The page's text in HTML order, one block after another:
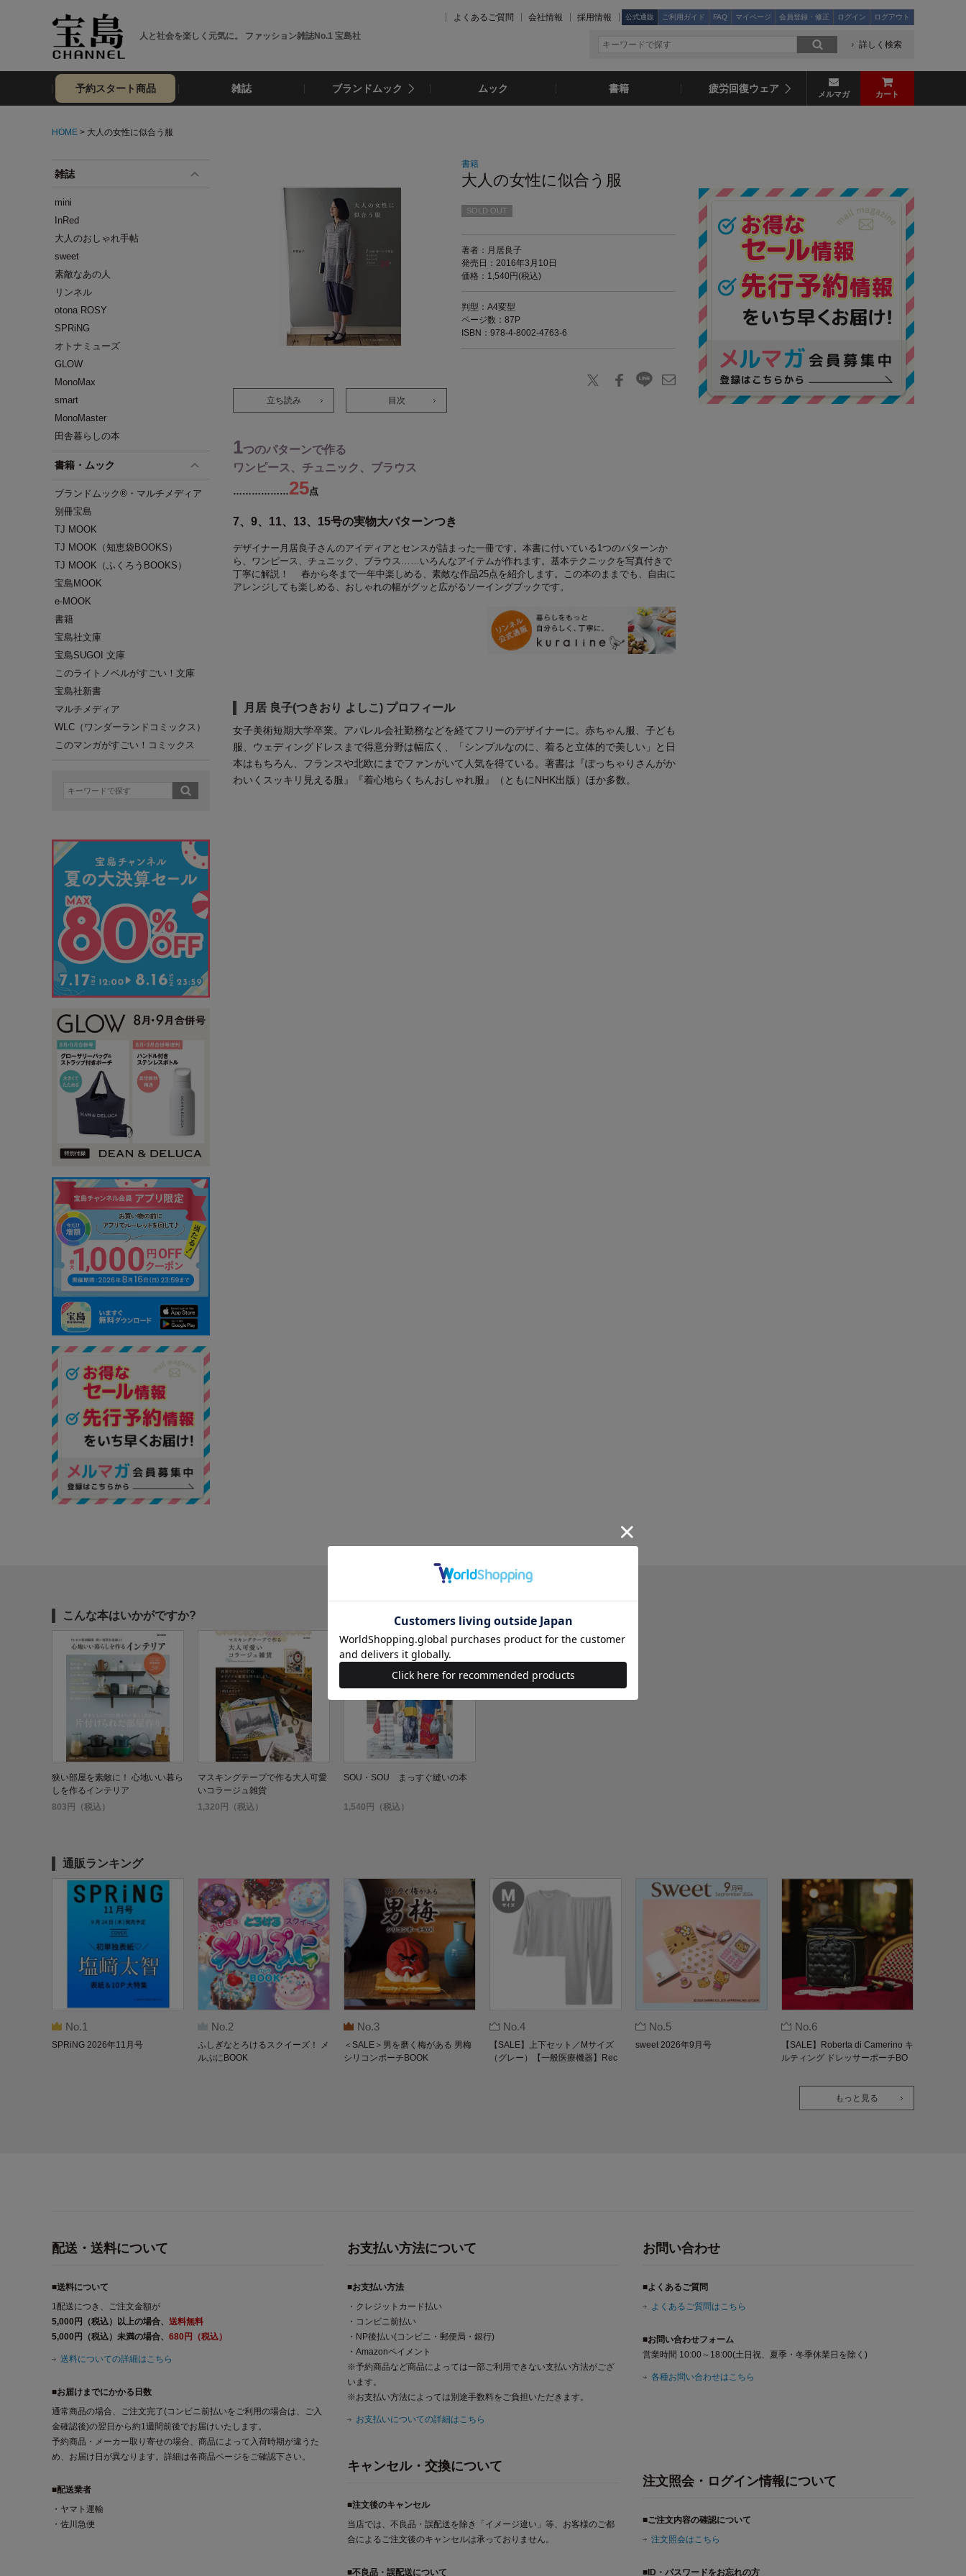
人と社会を楽しく元気に。 ファッション雑誌No.1 宝島社
よくあるご質問 会社情報 採用情報 公式通販 ご利用ガイド FAQ マイページ 会員登録・修正 ログイン ログアウト
詳しく検索
予約スタート商品 雑誌 ブランドムック ムック 書籍 疲労回復ウェア メルマガ カート
HOME > 大人の女性に似合う服
雑誌
mini
InRed
大人のおしゃれ手帖
sweet
素敵なあの人
リンネル
otona ROSY
SPRiNG
オトナミューズ
GLOW
MonoMax
smart
MonoMaster
田舎暮らしの本
書籍・ムック
ブランドムック®・マルチメディア
別冊宝島
TJ MOOK
TJ MOOK（知恵袋BOOKS）
TJ MOOK（ふくろうBOOKS）
宝島MOOK
e-MOOK
書籍
宝島社文庫
宝島SUGOI 文庫
このライトノベルがすごい！文庫
宝島社新書
マルチメディア
WLC（ワンダーランドコミックス）
このマンガがすごい！コミックス
立ち読み 目次
書籍
大人の女性に似合う服
SOLD OUT
著者：月居良子
発売日：2016年3月10日
価格：1,540円(税込)
判型：A4変型
ページ数：87P
ISBN：978-4-8002-4763-6
1つのパターンで作る
ワンピース、チュニック、ブラウス
………………25点
7、9、11、13、15号の実物大パターンつき
デザイナー月居良子さんのアイディアとセンスが詰まった一冊です。本書に付いている1つのパターンか
ら、ワンピース、チュニック、ブラウス……いろんなアイテムが作れます。基本テクニックを写真付きで
丁寧に解説！ 春から冬まで一年中楽しめる、素敵な作品25点を紹介します。この本のままでも、自由に
アレンジしても楽しめる、おしゃれの幅がグッと広がるソーイングブックです。
月居 良子(つきおり よしこ) プロフィール
女子美術短期大学卒業。アパレル会社勤務などを経てフリーのデザイナーに。赤ちゃん服、子ども
服、ウェディングドレスまで得意分野は幅広く、「シンプルなのに、着ると立体的で美しい」と日
本はもちろん、フランスや北欧にまでファンがいて人気を得ている。著書は『ぽっちゃりさんがか
わいくスッキリ見える服』『着心地らくちんおしゃれ服』（ともにNHK出版）ほか多数。
こんな本はいかがですか?
狭い部屋を素敵に！ 心地いい暮ら
しを作るインテリア
803円（税込）
マスキングテープで作る大人可愛
いコラージュ雑貨
1,320円（税込）
SOU・SOU まっすぐ縫いの本
1,540円（税込）
通販ランキング
No.1
SPRiNG 2026年11月号
No.2
ふしぎなとろけるスクイーズ！ メ
ルぷにBOOK
No.3
＜SALE＞男を磨く梅がある 男梅
シリコンポーチBOOK
No.4
【SALE】上下セット／Mサイズ
（グレー）【一般医療機器】Rec
No.5
sweet 2026年9月号
No.6
【SALE】Roberta di Camerino キ
ルティング ドレッサーポーチBO
もっと見る
配送・送料について
■送料について
1配送につき、ご注文金額が
5,000円（税込）以上の場合、 送料無料
5,000円（税込）未満の場合、 680円（税込）
送料についての詳細はこちら
■お届けまでにかかる日数
通常商品の場合、ご注文完了(コンビニ前払いをご利用の場合は、ご入
金確認後)の翌日から約1週間前後でお届けいたします。
予約商品・メーカー取り寄せの場合、商品によって入荷時期が違うた
め、お届け日が異なります。詳細は各商品ページをご確認下さい。
■配送業者
・ヤマト運輸
・佐川急便
お支払い方法について
■お支払い方法
・クレジットカード払い
・コンビニ前払い
・NP後払い(コンビニ・郵便局・銀行)
・Amazonペイメント
※予約商品など商品によっては一部ご利用できない支払い方法がござ
います。
※お支払い方法によっては別途手数料をご負担いただきます。
お支払いについての詳細はこちら
キャンセル・交換について
■注文後のキャンセル
当店では、不良品・誤配送を除き「イメージ違い」等、お客様のご都
合によるご注文後のキャンセルは承っておりません。
■不良品・誤配送について
お問い合わせ
■よくあるご質問
よくあるご質問はこちら
■お問い合わせフォーム
営業時間 10:00～18:00(土日祝、夏季・冬季休業日を除く)
各種お問い合わせはこちら
注文照会・ログイン情報について
■ご注文内容の確認について
注文照会はこちら
■ID・パスワードをお忘れの方